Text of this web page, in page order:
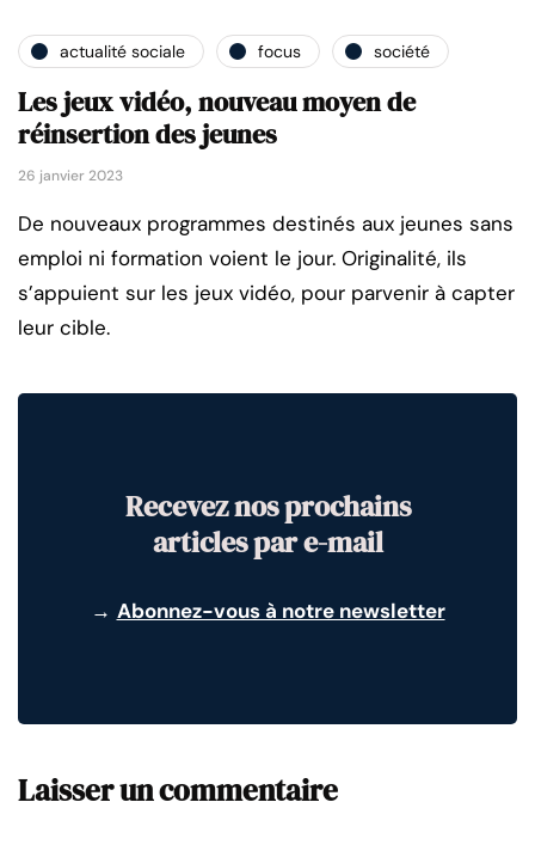
actualité sociale focus société
Les jeux vidéo, nouveau moyen de
réinsertion des jeunes
26 janvier 2023
De nouveaux programmes destinés aux jeunes sans
emploi ni formation voient le jour. Originalité, ils
s’appuient sur les jeux vidéo, pour parvenir à capter
leur cible.
Recevez nos prochains
articles par e-mail
→ Abonnez-vous à notre newsletter
Laisser un commentaire